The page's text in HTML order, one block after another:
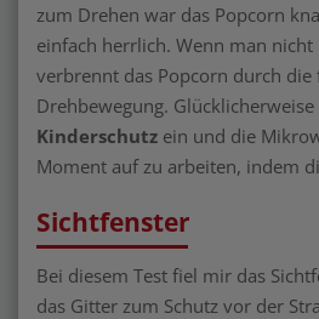
zum Drehen war das Popcorn
einfach herrlich. Wenn man
verbrennt das Popcorn durch die
Drehbewegung.
Kinderschutz ein und die
Moment auf zu arbeiten, indem
Sichtfenster
Bei diesem Test fiel mir das
das Gitter zum Schutz vor der